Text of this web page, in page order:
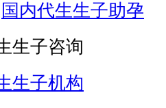
国内代生生子助孕
生子咨询
生子机构